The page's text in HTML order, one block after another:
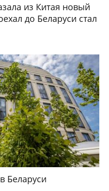
из Китая новый
до Беларуси стал
Беларуси